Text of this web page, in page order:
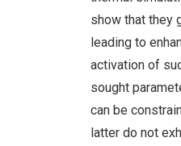
show that they
leading to
activation of
sought
can be
latter do not